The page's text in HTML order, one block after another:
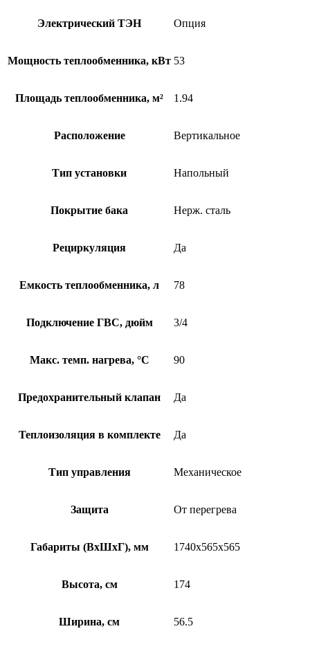
Электрический ТЭН Опция
Мощность теплообменника, кВт 53
Площадь теплообменника, м² 1.94
Расположение Вертикальное
Тип установки Напольный
Покрытие бака Нерж. сталь
Рециркуляция Да
Емкость теплообменника, л 78
Подключение ГВС, дюйм 3/4
Макс. темп. нагрева, °С 90
Предохранительный клапан Да
Теплоизоляция в комплекте Да
Тип управления Механическое
Защита От перегрева
Габариты (ВхШхГ), мм 1740x565x565
Высота, см 174
Ширина, см 56.5